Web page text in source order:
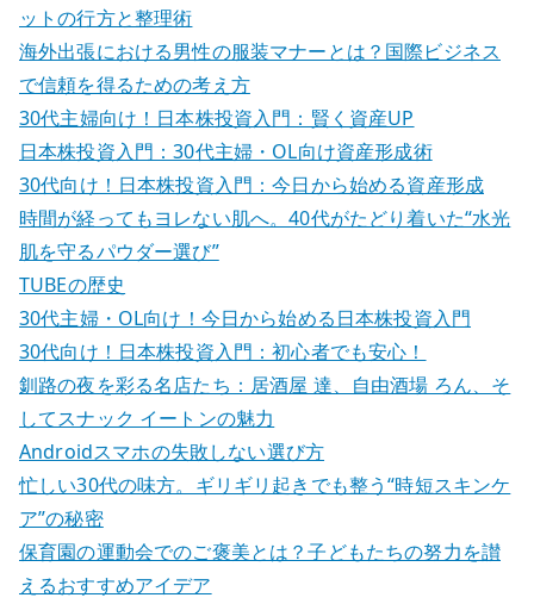
ットの行方と整理術
海外出張における男性の服装マナーとは？国際ビジネス
で信頼を得るための考え方
30代主婦向け！日本株投資入門：賢く資産UP
日本株投資入門：30代主婦・OL向け資産形成術
30代向け！日本株投資入門：今日から始める資産形成
時間が経ってもヨレない肌へ。40代がたどり着いた“水光
肌を守るパウダー選び”
TUBEの歴史
30代主婦・OL向け！今日から始める日本株投資入門
30代向け！日本株投資入門：初心者でも安心！
釧路の夜を彩る名店たち：居酒屋 達、自由酒場 ろん、そ
してスナック イートンの魅力
Androidスマホの失敗しない選び方
忙しい30代の味方。ギリギリ起きでも整う“時短スキンケ
ア”の秘密
保育園の運動会でのご褒美とは？子どもたちの努力を讃
えるおすすめアイデア